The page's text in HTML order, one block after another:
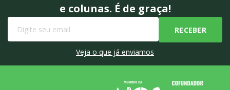
e colunas. É de graça!
Veja o que já enviamos